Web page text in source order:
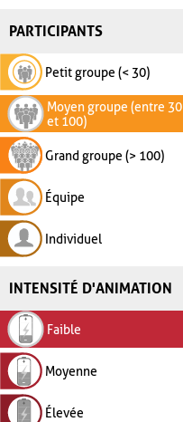
PARTICIPANTS
Petit groupe (< 30)
Moyen groupe (entre 30
et 100)
Grand groupe (> 100)
Équipe
Individuel
INTENSITÉ D'ANIMATION
Faible
Moyenne
Élevée